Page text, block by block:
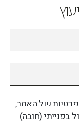
של האתר,
בפנייתי (חובה)